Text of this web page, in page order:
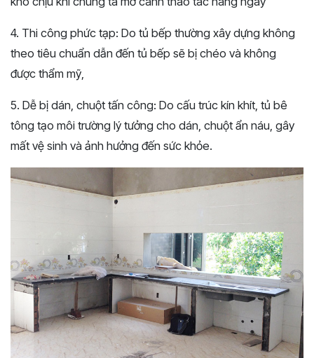
4. Thi công phức tạp: Do tủ bếp thường xây dựng không
theo tiêu chuẩn dẫn đến tủ bếp sẽ bị chéo và không
được thẩm mỹ,
5. Dễ bị dán, chuột tấn công: Do cấu trúc kín khít, tủ bê
tông tạo môi trường lý tưởng cho dán, chuột ẩn náu, gây
mất vệ sinh và ảnh hưởng đến sức khỏe.